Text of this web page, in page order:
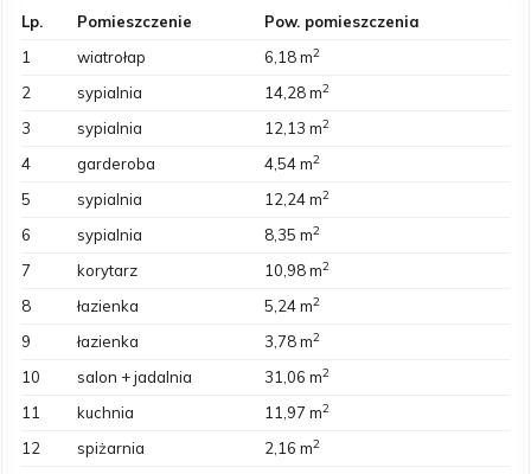
Lp. Pomieszczenie
Pow. pomieszczenia
1
wiatrołap 6,18 m2
2 sypialnia 14,28 m2
3 sypialnia 12,13 m2
4 garderoba 4,54 m2
5 sypialnia 12,24 m2
6 sypialnia 8,35 m2
7 korytarz 10,98 m2
8 łazienka 5,24 m2
9 łazienka 3,78 m2
10 salon + jadalnia 31,06 m2
11 kuchnia 11,97 m2
12 spiżarnia 2,16 m2